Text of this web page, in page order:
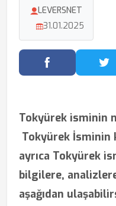
LEVERSNET
31.01.2025
Facebook'ta
Tokyürek isminin
Tokyürek İsminin
ayrıca Tokyürek
bilgilere,
aşağıdan